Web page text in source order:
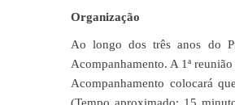
Organização
Ao longo dos três anos do
Acompanhamento. A 1ª
Acompanhamento colocará